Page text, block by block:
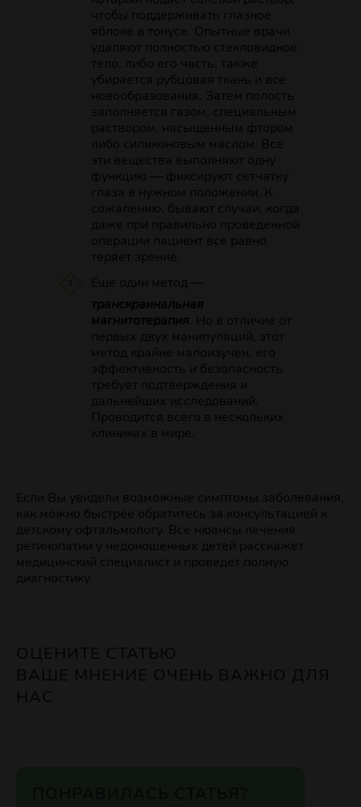
чтобы поддерживать глазное
яблоке в тонусе. Опытные врачи
удаляют полностью стекловидное
тело, либо его часть, также
убирается рубцовая ткань и все
новообразования. Затем полость
заполняется газом, специальным
раствором, насыщенным фтором
либо силиконовым маслом. Все
эти вещества выполняют одну
функцию — фиксируют сетчатку
глаза в нужном положении. К
сожалению, бывают случаи, когда
даже при правильно проведенной
операции пациент все равно
теряет зрение.
Еще один метод —
транскраинальная
магнитотерапия . Но в отличие от
первых двух манипуляций, этот
метод крайне малоизучен, его
эффективность и безопасность
требует подтверждения и
дальнейших исследований.
Проводится всего в нескольких
клиниках в мире.
Если Вы увидели возможные симптомы заболевания,
как можно быстрее обратитесь за консультацией к
детскому офтальмологу. Все нюансы лечения
ретинопатии у недоношенных детей расскажет
медицинский специалист и проведет полную
диагностику.